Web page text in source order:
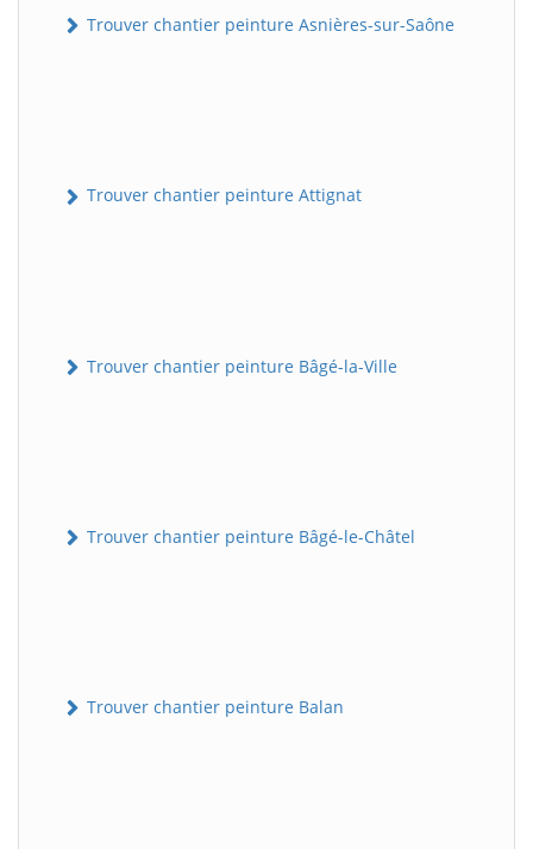
Trouver chantier peinture Asnières-sur-Saône
Trouver chantier peinture Attignat
Trouver chantier peinture Bâgé-la-Ville
Trouver chantier peinture Bâgé-le-Châtel
Trouver chantier peinture Balan